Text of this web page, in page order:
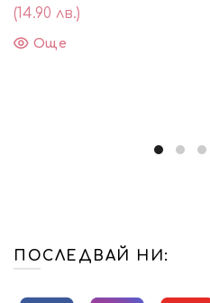
(14.90 лв.)
Още
ПОСЛЕДВАЙ НИ: